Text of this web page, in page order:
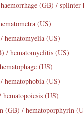
(GB) / splinter
(US)
hematomyelia (US)
/ hematomyelitis (US)
(US)
hematophobia (US)
hematopoiesis (US)
(GB) / hematoporphyrin